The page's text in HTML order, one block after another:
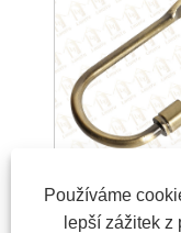
Používáme
lepší zážitek